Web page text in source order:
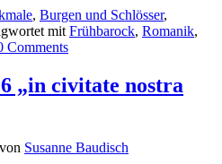
, Burgen und Schlösser,
mit Frühbarock, Romanik,
Comments
„in civitate nostra
von Susanne Baudisch